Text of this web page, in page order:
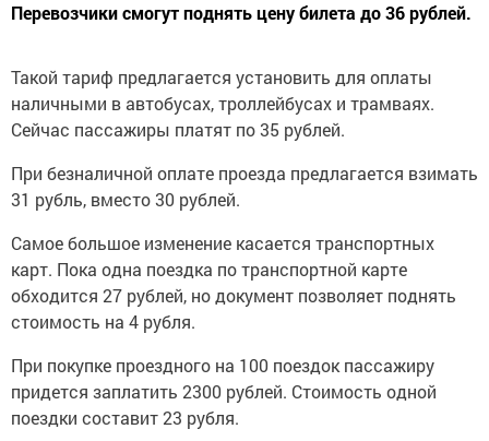
Перевозчики смогут поднять цену билета до 36 рублей.
Такой тариф предлагается установить для оплаты
наличными в автобусах, троллейбусах и трамваях.
Сейчас пассажиры платят по 35 рублей.
При безналичной оплате проезда предлагается взимать
31 рубль, вместо 30 рублей.
Самое большое изменение касается транспортных
карт. Пока одна поездка по транспортной карте
обходится 27 рублей, но документ позволяет поднять
стоимость на 4 рубля.
При покупке проездного на 100 поездок пассажиру
придется заплатить 2300 рублей. Стоимость одной
поездки составит 23 рубля.